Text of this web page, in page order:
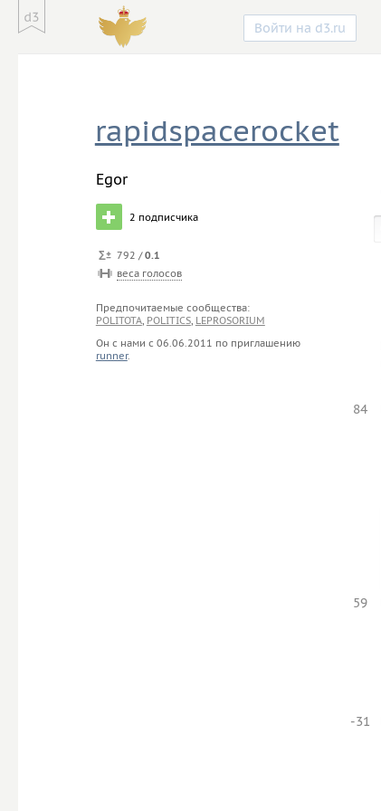
Войти на d3.ru
rapidspacerocket
Egor
2 подписчика
792 /0.1
веса голосов
Предпочитаемые сообщества:
POLITOTA, POLITICS, LEPROSORIUM
Он с нами с 06.06.2011 по приглашению
runner.
84
59
-31